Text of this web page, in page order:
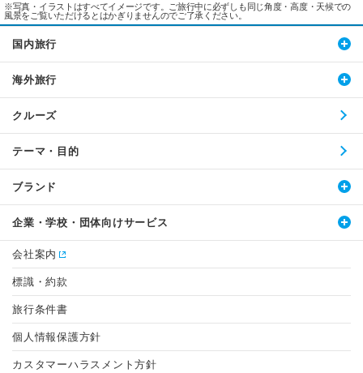
※写真・イラストはすべてイメージです。ご旅行中に必ずしも同じ角度・高度・天候での
風景をご覧いただけるとはかぎりませんのでご了承ください。
国内旅行
海外旅行
クルーズ
テーマ・目的
ブランド
企業・学校・団体向けサービス
会社案内
標識・約款
旅行条件書
個人情報保護方針
カスタマーハラスメント方針